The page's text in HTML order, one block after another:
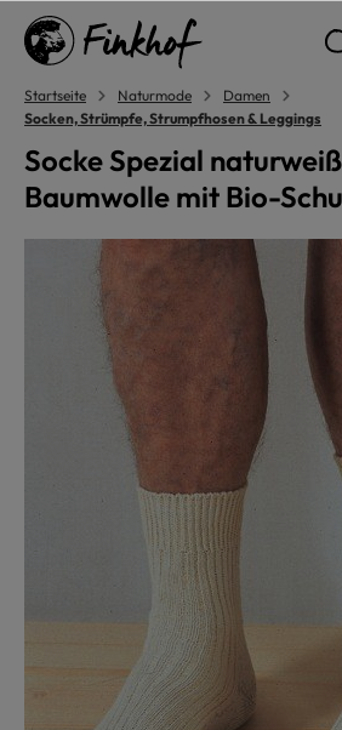
springen
Startseite Naturmode
Damen
Socken, Strümpfe, Strumpfhosen & Leggings
Socke Spezial
Baumwolle mit Bio-
Bildergalerie überspringen